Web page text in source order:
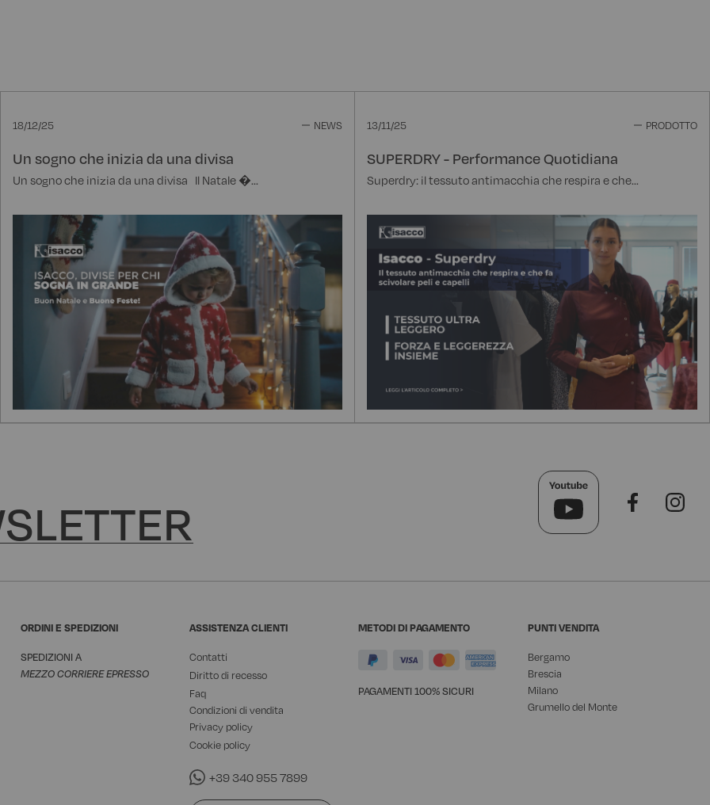
18/12/25 NEWS
Un sogno che inizia da una divisa
Un sogno che inizia da una divisa Il Natale �...
13/11/25 PRODOTTO
SUPERDRY - Performance Quotidiana
Superdry: il tessuto antimacchia che respira e che...
ORDINI E SPEDIZIONI
SPEDIZIONI A
MEZZO CORRIERE EPRESSO
ASSISTENZA CLIENTI
Contatti
Diritto di recesso
Faq
Condizioni di vendita
Privacy policy
Cookie policy
+39 340 955 7899
METODI DI PAGAMENTO
PAGAMENTI 100% SICURI
PUNTI VENDITA
Bergamo
Brescia
Milano
Grumello del Monte